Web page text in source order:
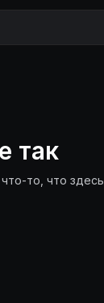
так
то, что здесь